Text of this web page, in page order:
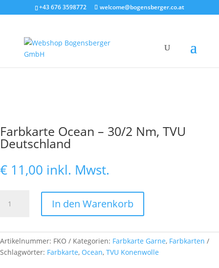
+43 676 3598772 welcome@bogensberger.co.at
Farbkarte Ocean – 30/2 Nm, TVU
Deutschland
€ 11,00 inkl. Mwst.
Ocean
Nm,
TVU
In den Warenkorb
Artikelnummer: FKO Kategorien: Farbkarte Garne, Farbkarten
Schlagwörter: Farbkarte, Ocean, TVU Konenwolle